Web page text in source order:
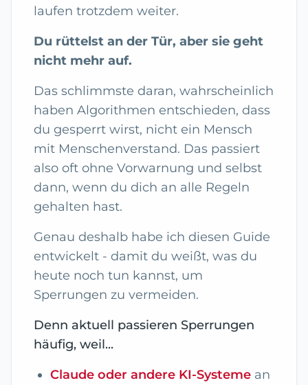
laufen trotzdem weiter.
Du rüttelst an der Tür, aber sie geht
nicht mehr auf.
Das schlimmste daran, wahrscheinlich
haben Algorithmen entschieden, dass
du gesperrt wirst, nicht ein Mensch
mit Menschenverstand. Das passiert
also oft ohne Vorwarnung und selbst
dann, wenn du dich an alle Regeln
gehalten hast.
Genau deshalb habe ich diesen Guide
entwickelt - damit du weißt, was du
heute noch tun kannst, um
Sperrungen zu vermeiden.
Denn aktuell passieren Sperrungen
häufig, weil...
Claude oder andere KI-Systeme an